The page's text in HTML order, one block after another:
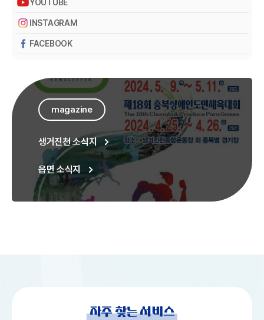
YOUTUBE
INSTAGRAM
FACEBOOK
magazine
생거진천 소식지
읍면 소식지
자주 찾는 서비스